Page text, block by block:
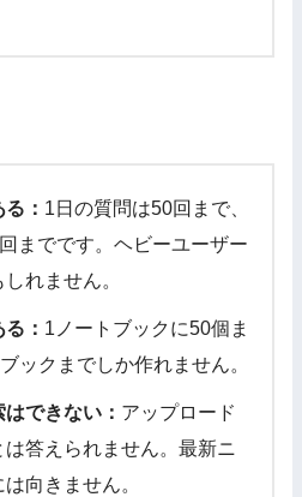
： 1日の質問は50回まで、
までです。ヘビーユーザー
れません。
： 1ノートブックに50個ま
ックまでしか作れません。
できない： アップロード
は答えられません。最新ニ
向きません。